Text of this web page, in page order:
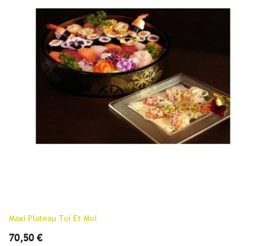
Maxi Plateau Toi Et Moi
70,50 €